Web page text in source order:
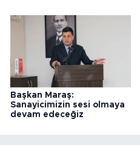
Başkan Maraş:
Sanayicimizin sesi olmaya
devam edeceğiz